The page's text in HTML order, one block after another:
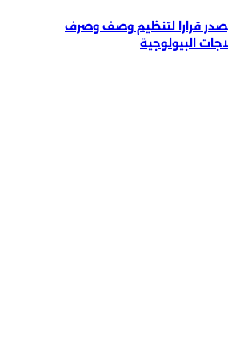
قرارا لتنظيم وصف وصرف
البيولوجية